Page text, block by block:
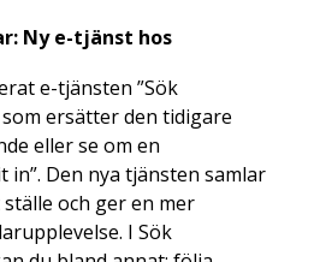
Ny e-tjänst hos
e-tjänsten ”Sök
ersätter den tidigare
eller se om en
Den nya tjänsten samlar
och ger en mer
I Sök